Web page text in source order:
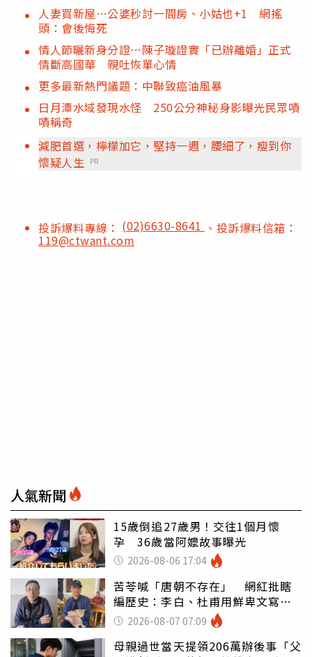
人妻買新屋…公婆秒討一間房、小姑也+1 網搖
頭：會後悔死
情人節曬新身分證…陳子璇證實「已辦離婚」正式
情斷高國華 親吐恢單心情
更多最新熱門議題：中聯致癌油風暴
日月潭水域發現水怪 250公分神秘身影曝光民眾嘖
嘖稱奇
減肥首選，檸檬加它，堅持一週，腰細了，瘦到你
懷疑人生
PR
投訴爆料專線： (02)6630-8641 、投訴爆料信箱：
119@ctwant.com
人氣新聞
15歲倒追27歲男！交往1個月懷
孕 36歲當阿嬤故事曝光
2026-08-06 17:04
苦苓喊「唐朝不存在」 網紅批瞎
編歷史：李白、杜甫用鮮卑文寫
詩？2026-08-07 07:09
母親過世當天提領206萬辦後事「父